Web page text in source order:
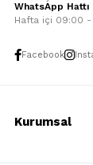
WhatsApp
Hafta içi 09:00
Facebook
Kurumsal